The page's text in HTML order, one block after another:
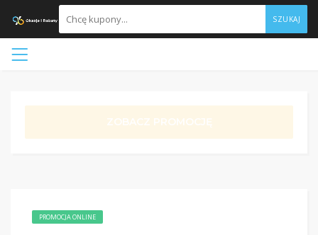
SZUKAJ
ZOBACZ PROMOCJĘ
PROMOCJA ONLINE